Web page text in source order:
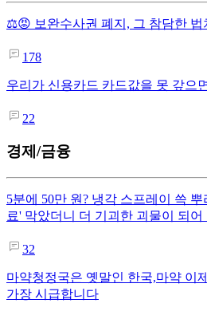
⚖️😡 보완수사권 폐지, 그 참담한 법
178
우리가 신용카드 카드값을 못 갚으
22
경제/금융
5분에 50만 원? 냉각 스프레이 쓱
료' 막았더니 더 기괴한 괴물이 되
32
마약청정국은 옛말인 한국,마약 이
가장 시급합니다